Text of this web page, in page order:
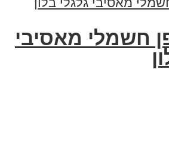
חשמלי מאסיבי